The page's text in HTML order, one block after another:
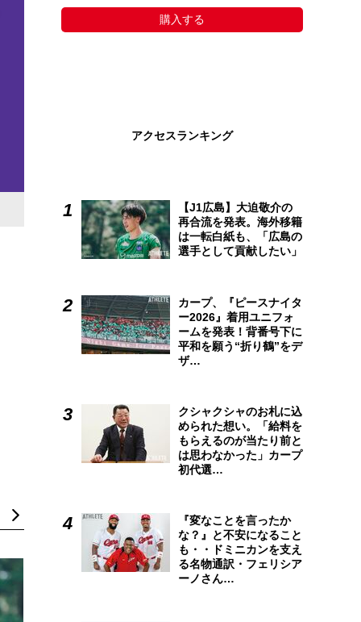
購入する
アクセスランキング
【J1広島】大迫敬介の
再合流を発表。海外移籍
は一転白紙も、「広島の
選手として貢献したい」
カープ、『ピースナイタ
ー2026』着用ユニフォ
ームを発表！背番号下に
平和を願う“折り鶴”をデ
ザ…
クシャクシャのお札に込
められた想い。「給料を
もらえるのが当たり前と
は思わなかった」カープ
初代選…
『変なことを言ったか
な？』と不安になること
も・・ドミニカンを支え
る名物通訳・フェリシア
ーノさん…